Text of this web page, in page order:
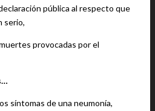
pública al respecto que
serio,
provocadas por el
síntomas de una neumonía,